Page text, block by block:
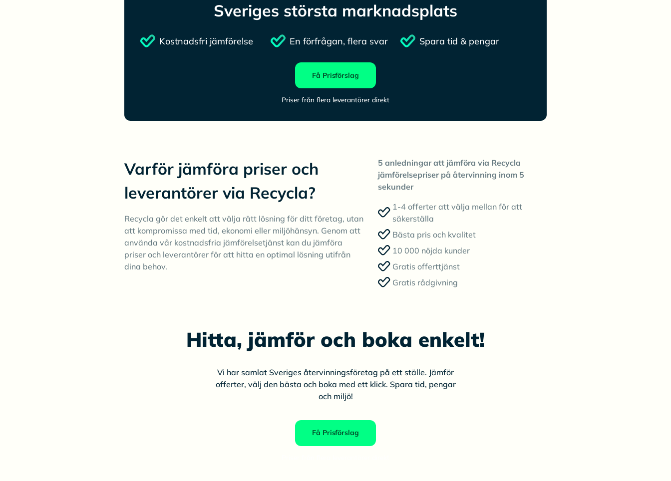
Sveriges största marknadsplats
Kostnadsfri jämförelse En förfrågan, flera svar Spara tid & pengar
Få Prisförslag
Priser från flera leverantörer direkt
Varför jämföra priser och
leverantörer via Recycla?
Recycla gör det enkelt att välja rätt lösning för ditt företag, utan
att kompromissa med tid, ekonomi eller miljöhänsyn. Genom att
använda vår kostnadsfria jämförelsetjänst kan du jämföra
priser och leverantörer för att hitta en optimal lösning utifrån
dina behov.
5 anledningar att jämföra via Recycla
jämförelsepriser på återvinning inom 5
sekunder
1-4 offerter att välja mellan för att
säkerställa
Bästa pris och kvalitet
10 000 nöjda kunder
Gratis offerttjänst
Gratis rådgivning
Hitta, jämför och boka enkelt!
Vi har samlat Sveriges återvinningsföretag på ett ställe. Jämför
offerter, välj den bästa och boka med ett klick. Spara tid, pengar
och miljö!
Få Prisförslag